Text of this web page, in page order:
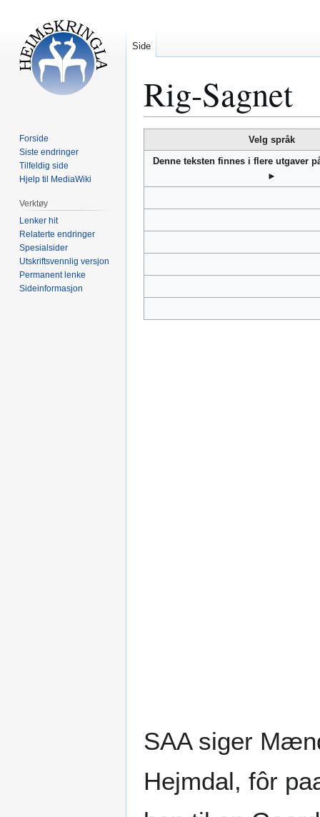
Rig-Sagnet
til
navigering
til
søk
Velg språk
Denne teksten finnes i flere utgaver
►
SAA siger
Hejmdal, fôr
Side
Forside
Siste endringer
Tilfeldig side
Hjelp til MediaWiki
Verktøy
Lenker hit
Relaterte endringer
Spesialsider
Utskriftsvennlig versjon
Permanent lenke
Sideinformasjon